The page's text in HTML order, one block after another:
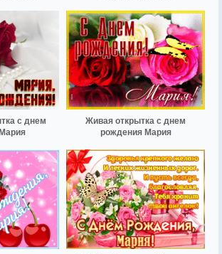
с днем
Живая открытка с днем
рождения Мария